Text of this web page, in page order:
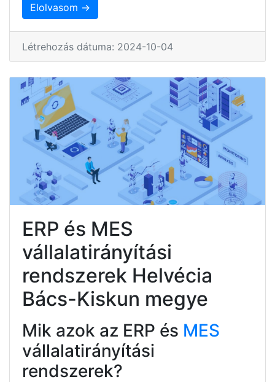
Elolvasom →
Létrehozás dátuma: 2024-10-04
ERP és MES
vállalatirányítási
rendszerek Helvécia
Bács-Kiskun megye
Mik azok az ERP és MES
vállalatirányítási
rendszerek?